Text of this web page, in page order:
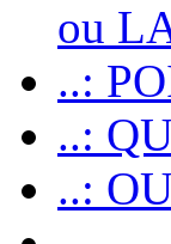
ou
..:
..:
..: